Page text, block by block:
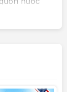
chống
Hoa Hồng